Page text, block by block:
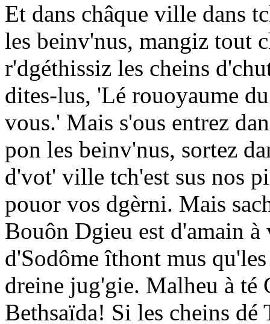
Et dans châque ville dans
les beinv'nus, mangiz tout
r'dgéthissiz les cheins
dites-lus, 'Lé rouoyaume
vous.' Mais s'ous entrez
pon les beinv'nus, sortez
d'vot' ville tch'est sus nos
pouor vos dgèrni. Mais
Bouôn Dgieu est d'amain
d'Sodôme îthont mus
dreine jug'gie. Malheu à té
Bethsaïda! Si les cheins